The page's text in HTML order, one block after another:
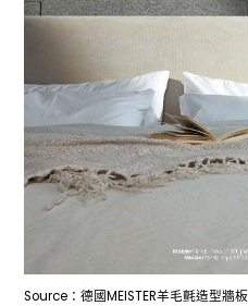
Source：德國MEISTER羊毛氈造型牆板